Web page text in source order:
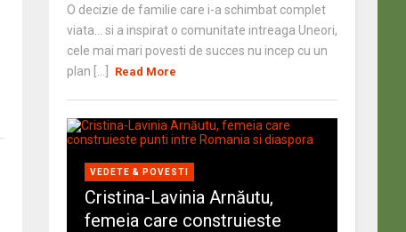
O decizie de familie care i-a schimbat complet
viata… si a inspirat o comunitate intreaga Uneori,
cele mai mari povesti de succes nu incep cu un
plan [...]
Read More
VEDETE & POVESTI
Cristina-Lavinia Arnăutu,
femeia care construieste